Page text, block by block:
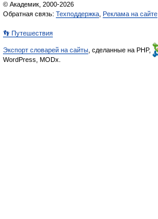
© Академик, 2000-2026
Обратная связь: Техподдержка Реклама на сайте
👣 Путешествия
Экспорт словарей на сайты , сделанные на PHP,
WordPress, MODx.